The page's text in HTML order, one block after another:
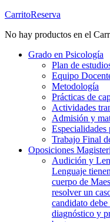
CarritoReserva
No hay productos en el
Grado en Psicología
Plan de
Equipo
Metodología
Prácticas de
Actividades
Admisión y
Especialidades
Trabajo Final
Oposiciones
Audición y
Lenguaje
cuerpo de
resolver un
candidato
diagnóstico y